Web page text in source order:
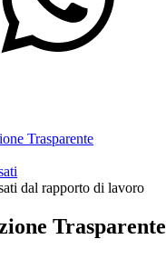
Trasparente
dal rapporto di lavoro
Trasparente